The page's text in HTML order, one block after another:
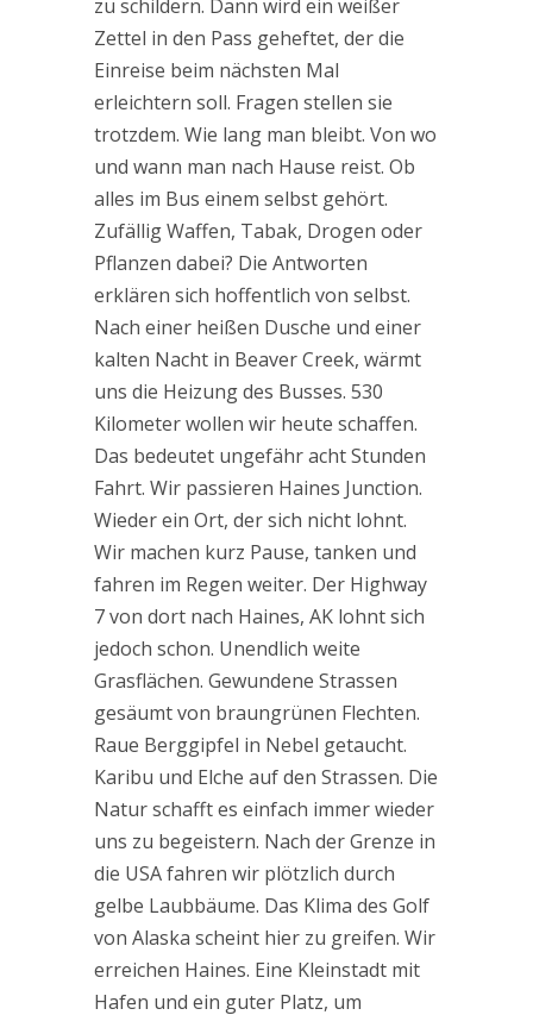
zu schildern. Dann wird ein weißer
Zettel in den Pass geheftet, der die
Einreise beim nächsten Mal
erleichtern soll. Fragen stellen sie
trotzdem. Wie lang man bleibt. Von wo
und wann man nach Hause reist. Ob
alles im Bus einem selbst gehört.
Zufällig Waffen, Tabak, Drogen oder
Pflanzen dabei? Die Antworten
erklären sich hoffentlich von selbst.
Nach einer heißen Dusche und einer
kalten Nacht in Beaver Creek, wärmt
uns die Heizung des Busses. 530
Kilometer wollen wir heute schaffen.
Das bedeutet ungefähr acht Stunden
Fahrt. Wir passieren Haines Junction.
Wieder ein Ort, der sich nicht lohnt.
Wir machen kurz Pause, tanken und
fahren im Regen weiter. Der Highway
7 von dort nach Haines, AK lohnt sich
jedoch schon. Unendlich weite
Grasflächen. Gewundene Strassen
gesäumt von braungrünen Flechten.
Raue Berggipfel in Nebel getaucht.
Karibu und Elche auf den Strassen. Die
Natur schafft es einfach immer wieder
uns zu begeistern. Nach der Grenze in
die USA fahren wir plötzlich durch
gelbe Laubbäume. Das Klima des Golf
von Alaska scheint hier zu greifen. Wir
erreichen Haines. Eine Kleinstadt mit
Hafen und ein guter Platz, um